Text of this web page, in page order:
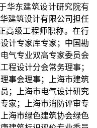
华东建筑设计研究院有
建筑设计有限公司担任
高级工程师职称。在行
计专家库专家；中国勘
气专业双高专家委员会
程设计分会常务理事；
事会理事；上海市建筑
；上海市电气设计研究
家；上海市消防评审专
海市绿色建筑协会绿色